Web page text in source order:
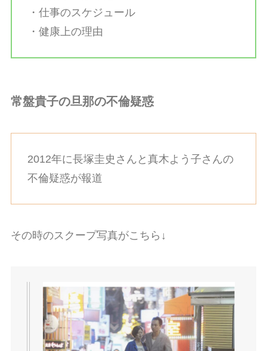
・仕事のスケジュール
・健康上の理由
常盤貴子の旦那の不倫疑惑
2012年に長塚圭史さんと真木よう子さんの
不倫疑惑が報道
その時のスクープ写真がこちら↓